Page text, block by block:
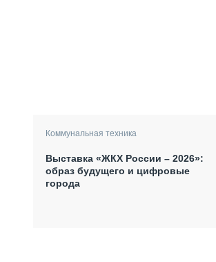
Коммунальная техника
Выставка «ЖКХ России – 2026»:
образ будущего и цифровые
города